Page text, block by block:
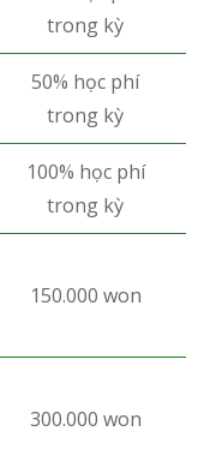
trong kỳ
50% học phí
trong kỳ
100% học phí
trong kỳ
150.000 won
300.000 won